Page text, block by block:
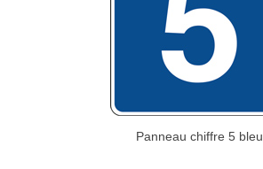
Panneau chiffre 5 bleu